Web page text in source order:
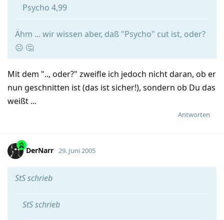
Psycho 4,99
Ähm ... wir wissen aber, daß "Psycho" cut ist, oder?
😐 🤔
Mit dem ".., oder?" zweifle ich jedoch nicht daran, ob er
nun geschnitten ist (das ist sicher!), sondern ob Du das
weißt ...
Antworten
DerNarr 29. Juni 2005
StS schrieb
StS schrieb